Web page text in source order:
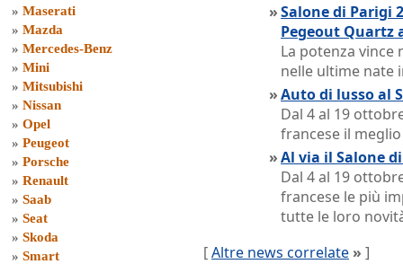
» Maserati
» Mazda
» Mercedes-Benz
» Mini
» Mitsubishi
» Nissan
» Opel
» Peugeot
» Porsche
» Renault
» Saab
» Seat
» Skoda
» Smart
»Salone di Parigi
Pegeout Quartz
La potenza vince
nelle ultime nate
»Auto di lusso al
Dal 4 al 19
francese il
»Al via il Salone
Dal 4 al 19
francese le più
tutte le loro
[Altre news correlate » ]